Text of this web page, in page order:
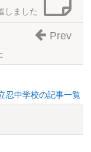
しました
Prev
忍中学校の記事一覧